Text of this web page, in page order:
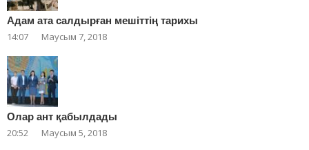
Адам ата салдырған мешіттің тарихы
14:07 Маусым 7, 2018
Олар ант қабылдады
20:52 Маусым 5, 2018